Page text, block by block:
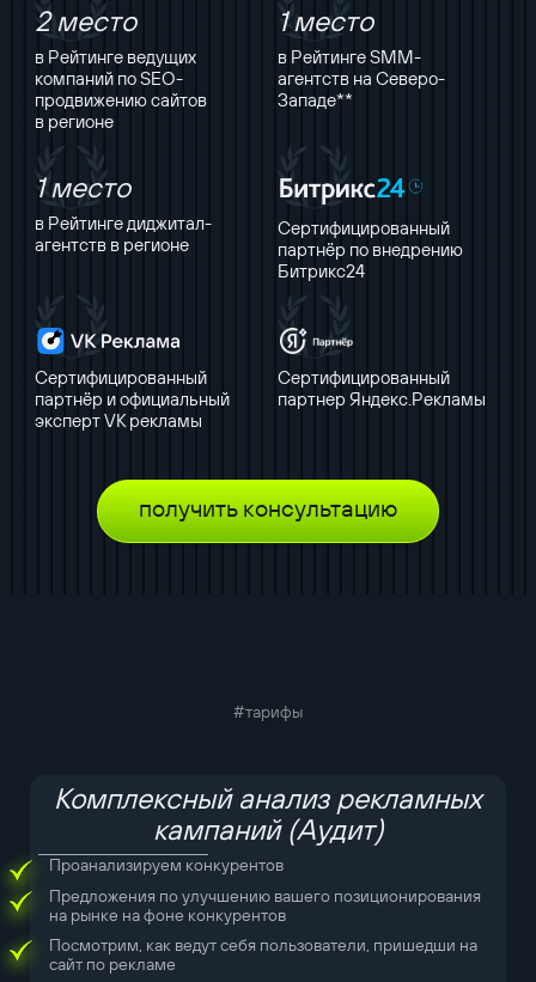
2 место
в Рейтинге ведущих
компаний по SEO-
продвижению сайтов
в регионе
1 место
в Рейтинге SMM-
агентств на Северо-
Западе**
1 место
в Рейтинге диджитал-
агентств в регионе
Сертифицированный
партнёр по внедрению
Битрикс24
Сертифицированный
партнёр и официальный
эксперт VK рекламы
Сертифицированный
партнер Яндекс.Рекламы
получить консультацию
#тарифы
Комплексный анализ рекламных
кампаний (Аудит)
Проанализируем конкурентов
Предложения по улучшению вашего позиционирования
на рынке на фоне конкурентов
Посмотрим, как ведут себя пользователи, пришедши на
сайт по рекламе